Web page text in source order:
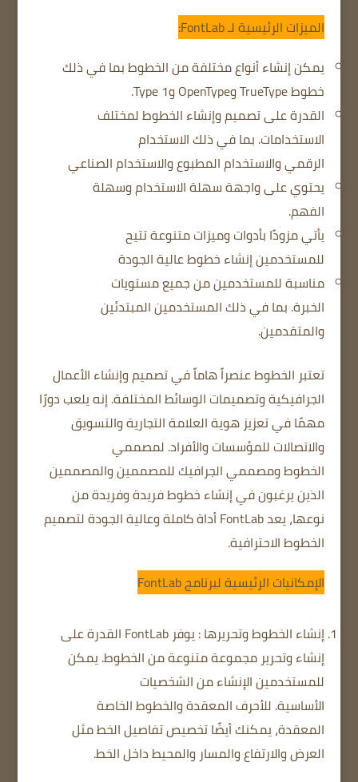
الميزات الرئيسية لـ FontLab:
يمكن إنشاء أنواع مختلفة من الخطوطبما في ذلك
خطوط TrueType وOpenType وType 1.
القدرة على تصميم وإنشاء الخطوط لمختلف
الاستخدامات. بما في ذلك الاستخدام
الرقميوالاستخدام المطبوعوالاستخدام الصناعي
يحتوي على واجهة سهلة الاستخدام وسهلة
الفهم.
يأتي مزودًا بأدوات وميزات متنوعةتتيح
للمستخدمين إنشاء خطوط عالية الجودة
مناسبة للمستخدمين من جميع مستويات
الخبرة. بما في ذلك المستخدمين المبتدئين
والمتقدمين.
تعتبر الخطوط عنصراً هاماً في تصميم وإنشاء الأعمال
الجرافيكية وتصميمات الوسائط المختلفة.إنه يلعب دورًا
مهمًا في تعزيز هوية العلامة التجارية والتسويق
والاتصالات للمؤسسات والأفراد. لمصممي
الخطوطومصممي الجرافيكللمصممين والمصممين
الذين يرغبون في إنشاء خطوط فريدة وفريدة من
نوعها، يعد FontLab أداة كاملة وعالية الجودة لتصميم
الخطوط الاحترافية.
الإمكانيات الرئيسية لبرنامج FontLab
إنشاء الخطوط وتحريرها
: يوفر FontLab القدرة على
إنشاء وتحرير مجموعة متنوعة من الخطوط.يمكن
للمستخدمين الإنشاء من الشخصيات
الأساسية. للأحرف المعقدة والخطوط الخاصة
المعقدة،يمكنك أيضًا تخصيص تفاصيل الخط مثل
العرض والارتفاع والمسار والمحيط داخل الخط.